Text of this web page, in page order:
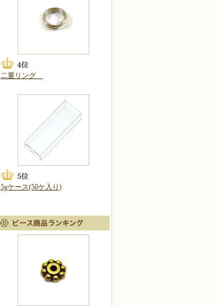
二重リング
5gケース(50ケ入り)